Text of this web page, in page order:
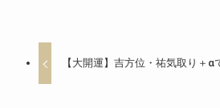
【大開運】吉方位・祐気取り＋α